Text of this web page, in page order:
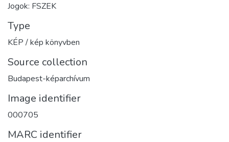
Jogok: FSZEK
Type
KÉP / kép könyvben
Source collection
Budapest-képarchívum
Image identifier
000705
MARC identifier